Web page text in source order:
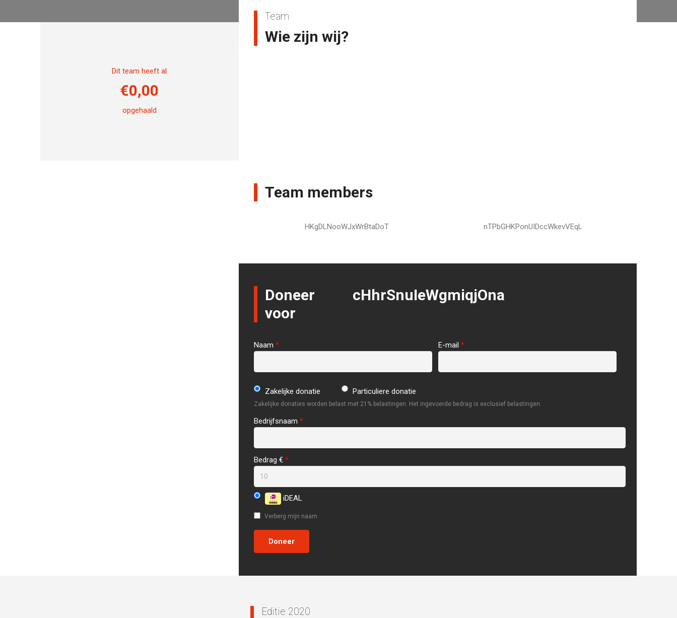
Dit team heeft al
€0,00
opgehaald
Team
Wie zijn wij?
Team members
HKgDLNooWJxWrBtaDoT nTPbGHKPonUIDccWkevVEqL
Doneer
voor
cHhrSnuIeWgmiqjOna
Naam* E-mail *
Zakelijke donatie Particuliere donatie
Zakelijke donaties worden belast met 21% belastingen. Het ingevoerde bedrag is exclusief belastingen.
Bedrijfsnaam*
Bedrag €*
iDEAL
Verberg mijn naam
Editie 2020